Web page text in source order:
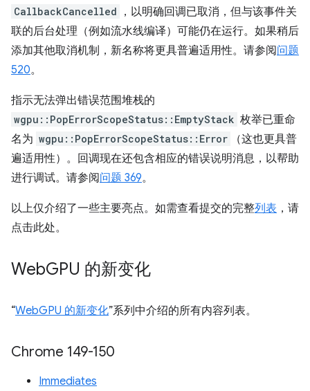
CallbackCancelled
，以明确回调已取消，但与该事件关
联的后台处理（例如流水线编译）可能仍在运行。如果稍后
添加其他取消机制，新名称将更具普遍适用性。请参阅问题
520。
指示无法弹出错误范围堆栈的
wgpu::PopErrorScopeStatus::EmptyStack 枚举已重命
名为 wgpu::PopErrorScopeStatus::Error
（这也更具普
遍适用性）。回调现在还包含相应的错误说明消息，以帮助
进行调试。请参阅问题 369。
以上仅介绍了一些主要亮点。如需查看提交的完整列表 ，请
点击此处。
WebGPU 的新变化
“WebGPU 的新变化”系列中介绍的所有内容列表。
Chrome 149-150
Immediates